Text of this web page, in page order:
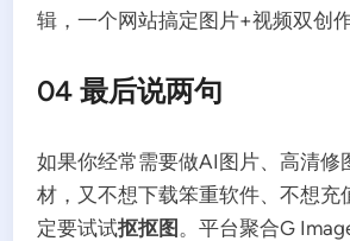
辑，一个网站搞定图片+视频双创作
04 最后说两句
如果你经常需要做AI图片、高清修
材，又不想下载笨重软件、不想充
定要试试抠抠图 。平台聚合G